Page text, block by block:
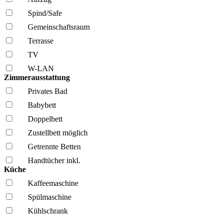
Spind/Safe
Gemeinschafts­raum
Terrasse
TV
W-LAN
Zimmerausstattung
Privates Bad
Babybett
Doppelbett
Zustellbett möglich
Getrennte Betten
Handtücher inkl.
Küche
Kaffee­maschine
Spül­maschine
Kühl­schrank